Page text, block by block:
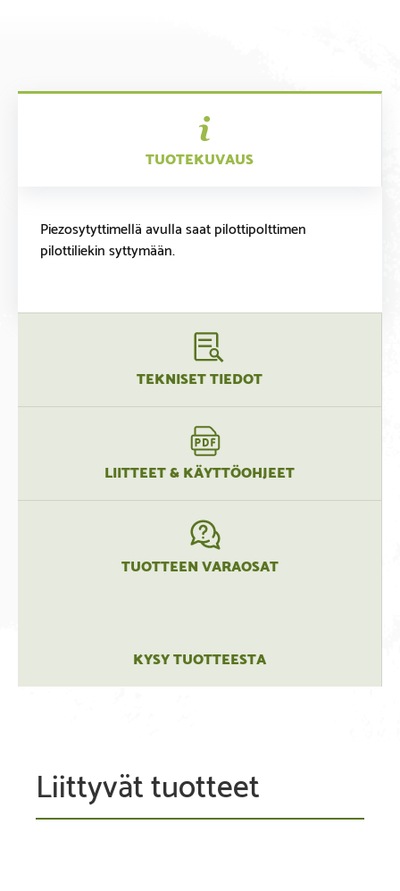
TUOTEKUVAUS
Piezosytyttimellä avulla saat pilottipolttimen
pilottiliekin syttymään.
TEKNISET TIEDOT
LIITTEET & KÄYTTÖOHJEET
TUOTTEEN VARAOSAT
KYSY TUOTTEESTA
Liittyvät tuotteet